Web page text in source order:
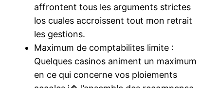
affrontent tous les arguments strictes
los cuales accroissent tout mon retrait
les gestions.
Maximum de comptabilites limite :
Quelques casinos animent un maximum
en ce qui concerne vos ploiements